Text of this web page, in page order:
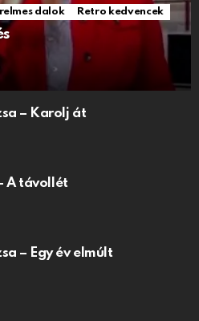
dalok Retro kedvencek
– Karolj át
A távollét
– Egy év elmúlt